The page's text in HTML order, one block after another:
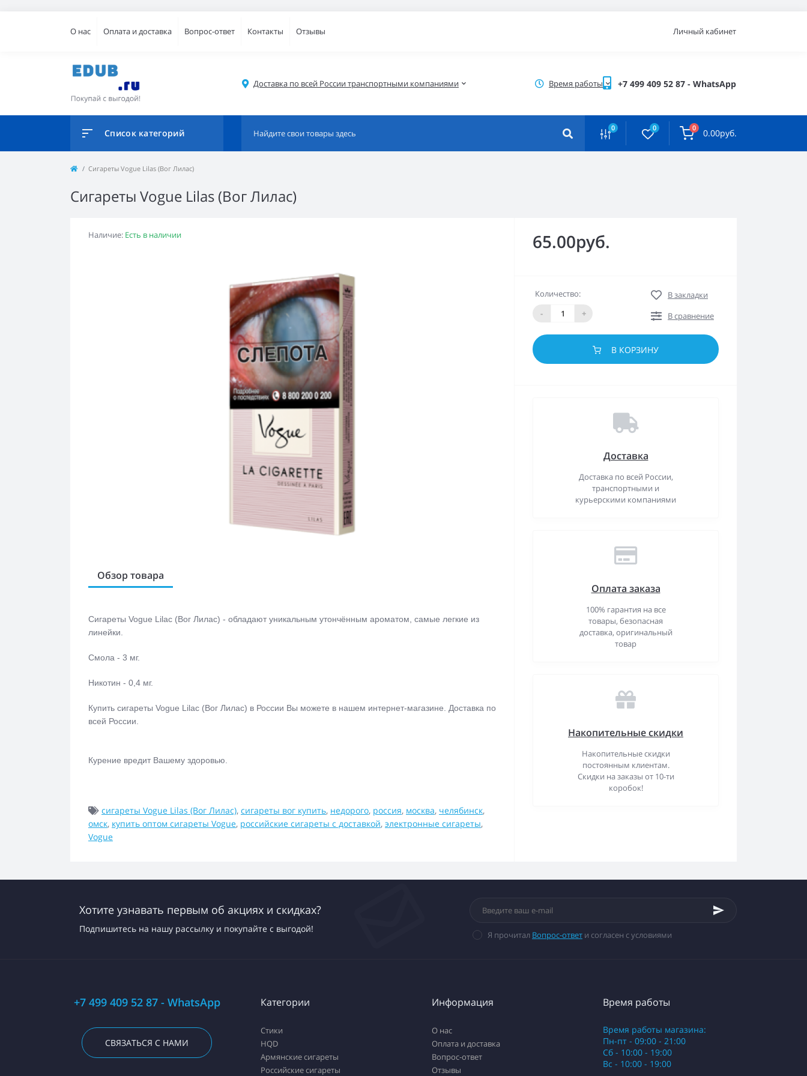
О нас Оплата и доставка Вопрос-ответ Контакты Отзывы Личный кабинет
Доставка по всей России транспортными компаниями Время работы +7 499 409 52 87 - WhatsApp
Список категорий 0 0 0 0.00руб.
Сигареты Vogue Lilas (Вог Лилас)
Сигареты Vogue Lilas (Вог Лилас)
Наличие: Есть в наличии
Обзор товара
Сигареты Vogue Lilac (Вог Лилас) - обладают уникальным утончённым ароматом, самые легкие из
линейки.
Смола - 3 мг.
Никотин - 0,4 мг.
Купить сигареты Vogue Lilac (Вог Лилас) в России Вы можете в нашем интернет-магазине. Доставка по
всей России.
Курение вредит Вашему здоровью.
сигареты Vogue Lilas (Вог Лилас), сигареты вог купить, недорого, россия, москва, челябинск,
омск, купить оптом сигареты Vogue, российские сигареты с доставкой, электронные сигареты,
Vogue
65.00руб.
Количество:
-
+
В закладки
В сравнение
В КОРЗИНУ
Доставка
Доставка по всей России,
транспортными и
курьерскими компаниями
Оплата заказа
100% гарантия на все
товары, безопасная
доставка, оригинальный
товар
Накопительные скидки
Накопительные скидки
постоянным клиентам.
Скидки на заказы от 10-ти
коробок!
Хотите узнавать первым об акциях и скидках?
Подпишитесь на нашу рассылку и покупайте с выгодой!
Я прочитал Вопрос-ответ и согласен с условиями
+7 499 409 52 87 - WhatsApp
СВЯЗАТЬСЯ С НАМИ
Категории
Стики
HQD
Армянские сигареты
Российские сигареты
Информация
О нас
Оплата и доставка
Вопрос-ответ
Отзывы
Время работы
Время работы магазина:
Пн-пт - 09:00 - 21:00
Сб - 10:00 - 19:00
Вс - 10:00 - 19:00